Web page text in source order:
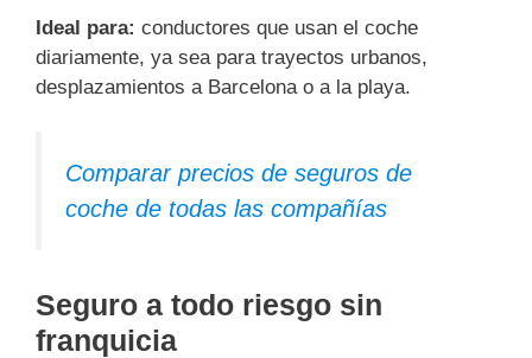
Ideal para: conductores que usan el coche
diariamente, ya sea para trayectos urbanos,
desplazamientos a Barcelona o a la playa.
Comparar precios de seguros de
coche de todas las compañías
Seguro a todo riesgo sin
franquicia